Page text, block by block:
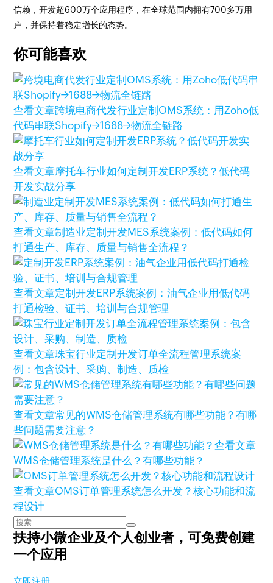
信赖，开发超600万个应用程序，在全球范围内拥有700多万用
户，并保持着稳定增长的态势。
你可能喜欢
查看文章跨境电商代发行业定制OMS系统：用Zoho低
代码串联Shopify→1688→物流全链路
查看文章摩托车行业如何定制开发ERP系统？低代码
开发实战分享
查看文章制造业定制开发MES系统案例：低代码如何
打通生产、库存、质量与销售全流程？
查看文章定制开发ERP系统案例：油气企业用低代码
打通检验、证书、培训与合规管理
查看文章珠宝行业定制开发订单全流程管理系统案
例：包含设计、采购、制造、质检
查看文章常见的WMS仓储管理系统有哪些功能？有哪
些问题需要注意？
查看文章
WMS仓储管理系统是什么？有哪些功能？
查看文章OMS订单管理系统怎么开发？核心功能和流
程设计
扶持小微企业及个人创业者，可免费创建
一个应用
立即注册